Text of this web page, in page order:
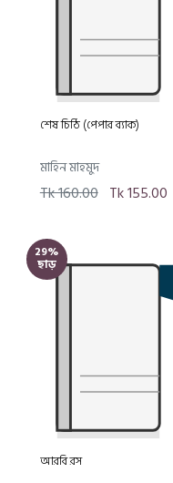
শেষ চিঠি (পেপার ব্যাক)
মাহিন মাহমুদ
Tk 160.00 Tk 155.00
29%
ছাড়
আরবি রস